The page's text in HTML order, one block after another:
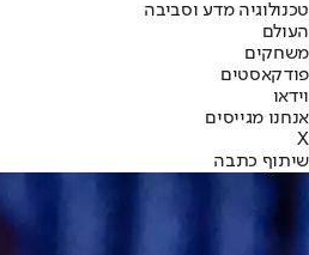
טכנולוגיה מדע וסביבה
העולם
משחקים
פודקאסטים
וידאו
אנחנו מגייסים
X
שיתוף כתבה